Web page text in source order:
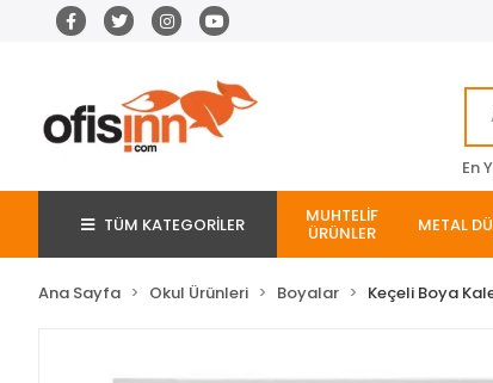
En
TÜM KATEGORİLER MUHTELİF
ÜRÜNLER METAL
Ana Sayfa Okul Ürünleri Boyalar Keçeli Boya